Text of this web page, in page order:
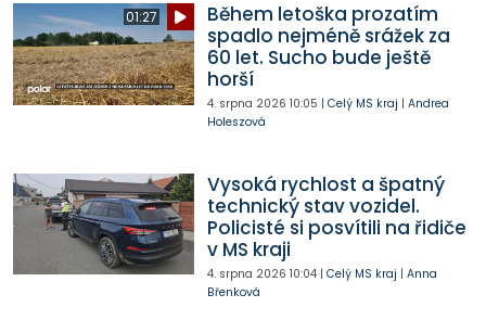
01:27
Během letoška prozatím
spadlo nejméně srážek za
60 let. Sucho bude ještě
horší
4. srpna 2026 10:05 | Celý MS kraj | Andrea
Holeszová
Vysoká rychlost a špatný
technický stav vozidel.
Policisté si posvítili na řidiče
v MS kraji
4. srpna 2026 10:04| Celý MS kraj | Anna
Břenková